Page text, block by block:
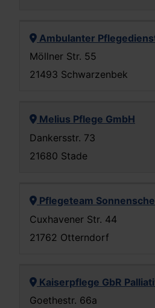
Ambulanter
Möllner Str. 55
21493 Schwarzenbek
Melius Pflege GmbH
Dankersstr. 73
21680 Stade
Pflegeteam
Cuxhavener Str. 44
21762 Otterndorf
Kaiserpflege GbR
Goethestr. 66a